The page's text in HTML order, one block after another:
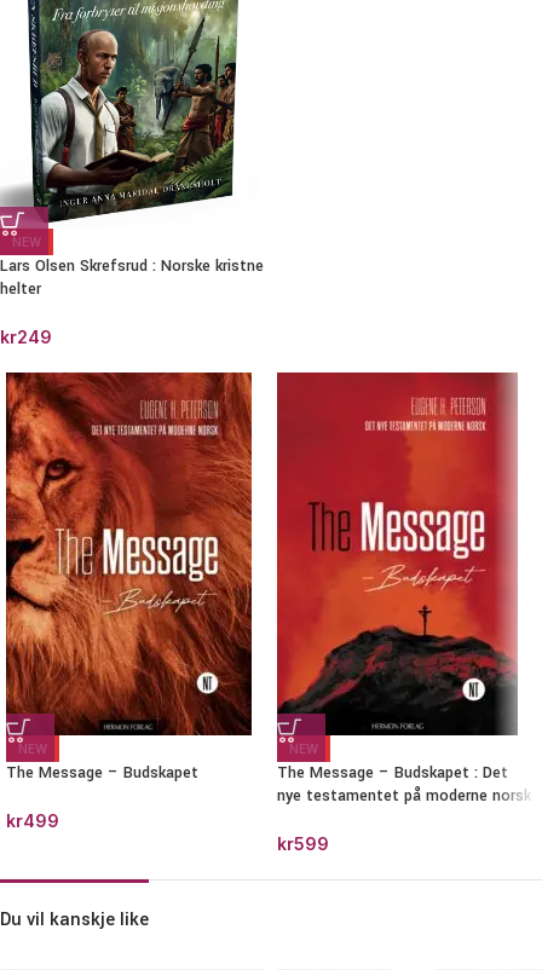
NEW
Lars Olsen Skrefsrud : Norske kristne
helter
kr249
NEW
The Message – Budskapet
kr499
NEW
The Message – Budskapet : Det
nye testamentet på moderne norsk
kr599
Du vil kanskje like